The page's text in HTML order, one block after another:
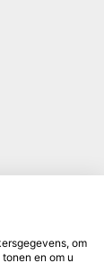
HET HELE
om
en om u